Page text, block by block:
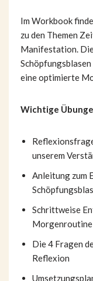
Im Workbook
zu den Themen
Manifestation.
eine optimierte
Wichtige
unserem
Anleitung zum
Schrittweise
Morgenroutine
Die 4 Fragen
Reflexion